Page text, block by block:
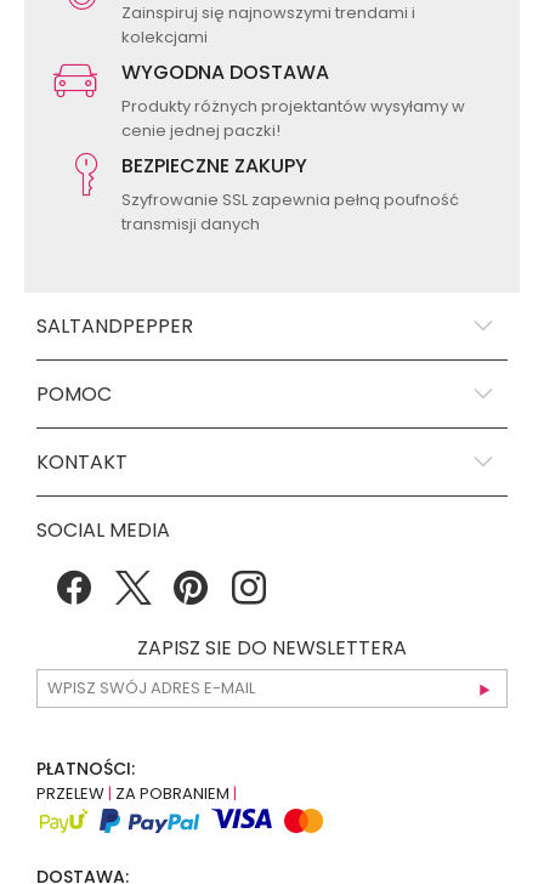
Zainspiruj się najnowszymi trendami i
kolekcjami
WYGODNA DOSTAWA
Produkty różnych projektantów wysyłamy w
cenie jednej paczki!
BEZPIECZNE ZAKUPY
Szyfrowanie SSL zapewnia pełną poufność
transmisji danych
SALTANDPEPPER
POMOC
KONTAKT
SOCIAL MEDIA
ZAPISZ SIE DO NEWSLETTERA
PŁATNOŚCI:
PRZELEW | ZA POBRANIEM |
DOSTAWA: